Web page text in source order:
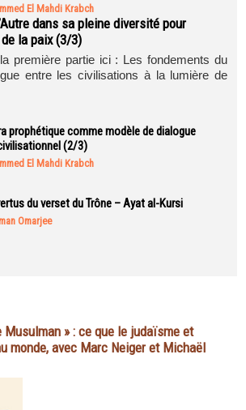
El Mahdi Krabch
dans sa pleine diversité pour
la paix (3/3)
première partie ici : Les fondements du
entre les civilisations à la lumière de
prophétique comme modèle de dialogue
(2/3)
El Mahdi Krabch
du verset du Trône – Ayat al-Kursi
Omarjee
» : ce que le judaïsme et
monde, avec Marc Neiger et Michaël